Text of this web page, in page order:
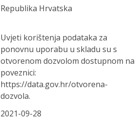
Republika Hrvatska
Uvjeti korištenja podataka za
ponovnu uporabu u skladu su s
otvorenom dozvolom dostupnom na
poveznici:
https://data.gov.hr/otvorena-
dozvola.
2021-09-28